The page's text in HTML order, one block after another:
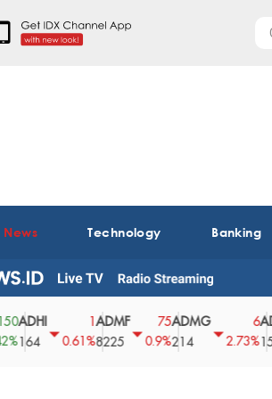
Technology Banking
0.61%
ADMF
8225
75
0.9%
ADMG
214
2.73%
ADMR
1510